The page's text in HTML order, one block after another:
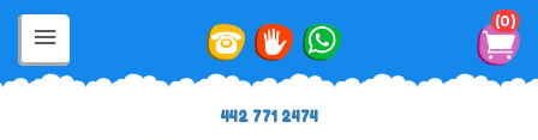
0
442 771 2474